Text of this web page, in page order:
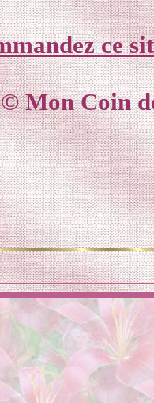
ce
© Mon Coin